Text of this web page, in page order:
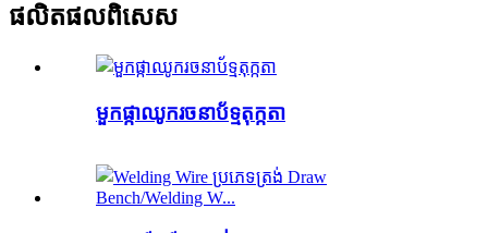
ផលិតផល​ពិសេស
មួកផ្កាឈូករចនាប័ទ្មតុក្កតា